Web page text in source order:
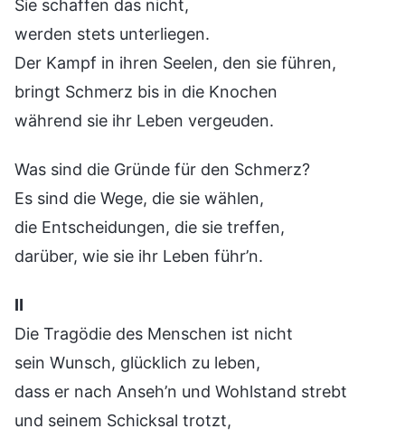
Sie schaffen das nicht,
werden stets unterliegen.
Der Kampf in ihren Seelen, den sie führen,
bringt Schmerz bis in die Knochen
während sie ihr Leben vergeuden.
Was sind die Gründe für den Schmerz?
Es sind die Wege, die sie wählen,
die Entscheidungen, die sie treffen,
darüber, wie sie ihr Leben führ’n.
Ⅱ
Die Tragödie des Menschen ist nicht
sein Wunsch, glücklich zu leben,
dass er nach Anseh’n und Wohlstand strebt
und seinem Schicksal trotzt,